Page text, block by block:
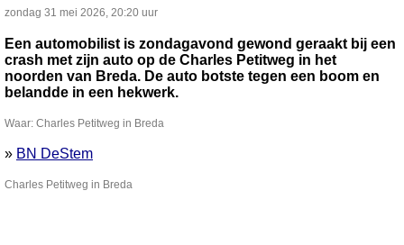
zondag 31 mei 2026, 20:20 uur
Een automobilist is zondagavond gewond geraakt bij een
crash met zijn auto op de Charles Petitweg in het
noorden van Breda. De auto botste tegen een boom en
belandde in een hekwerk.
Waar: Charles Petitweg in Breda
» BN DeStem
Charles Petitweg in Breda